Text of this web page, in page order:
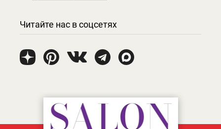
Читайте нас в соцсетях